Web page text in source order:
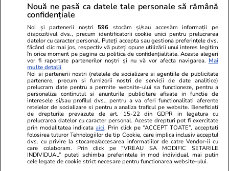
Știri România 01 aug.
Iasmina Huțupașu, prima
admisă la Facultatea de
Medicină „Carol Davila” din
București. Tânăra din Iași este
olimpică la biologie și a luat
9,96 la BAC
Știri România 01 aug.
Kaufland testează în România
Nouă ne pasă ca datele tale personale să rămână
confidențiale
Noi și partenerii noștri 596 stocăm și/sau accesăm informații pe
dispozitivul dvs., precum identificatorii cookie unici pentru prelucrarea
datelor cu caracter personal. Puteți accepta sau gestiona preferințele dvs.
făcând clic mai jos, respectiv vă puteți opune utilizării unui interes legitim
în orice moment pe pagina cu politica de confidențialitate. Aceste alegeri
vor fi raportate partenerilor noștri și nu vă vor afecta navigarea. Mai
multe detalii
Noi si partenerii nostri (retelele de socializare si agentiile de publicitate
partenere, precum si furnizorii nostri de servicii de date analitice)
prelucram date pentru a permite website-ului sa functioneze, pentru a
personaliza continutul si anunturile publicitare afisate in functie de
interesele si/sau profilul dvs., pentru a va oferi functionalitati aferente
retelelor de socializare si pentru a analiza traficul pe website. Beneficiati
de drepturile prevazute de art. 15-22 din GDPR in legatura cu
prelucrarea datelor cu caracter personal. Aceste drepturi pot fi exercitate
prin modalitatea indicataaici. Prin click pe “ACCEPT TOATE”, acceptati
folosirea tuturor Tehnologiilor de tip Cookie, care implica inclusiv acceptul
dvs. cu privire la stocarea/accesarea informatiilor de catre Vendor-ii cu
care colaboram. Prin click pe “VREAU SA MODIFIC SETARILE
INDIVIDUAL” puteti schimba preferintele in mod individual, mai putin
cele legate de cookie strict necesare pentru functionarea website-ului.